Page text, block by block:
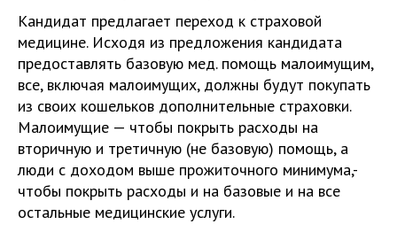
Кандидат предлагает переход к страховой
медицине. Исходя из предложения кандидата
предоставлять базовую мед. помощь малоимущим,
все, включая малоимущих, должны будут покупать
из своих кошельков дополнительные страховки.
Малоимущие — чтобы покрыть расходы на
вторичную и третичную (не базовую) помощь, а
люди с доходом выше прожиточного минимума,-
чтобы покрыть расходы и на базовые и на все
остальные медицинские услуги.